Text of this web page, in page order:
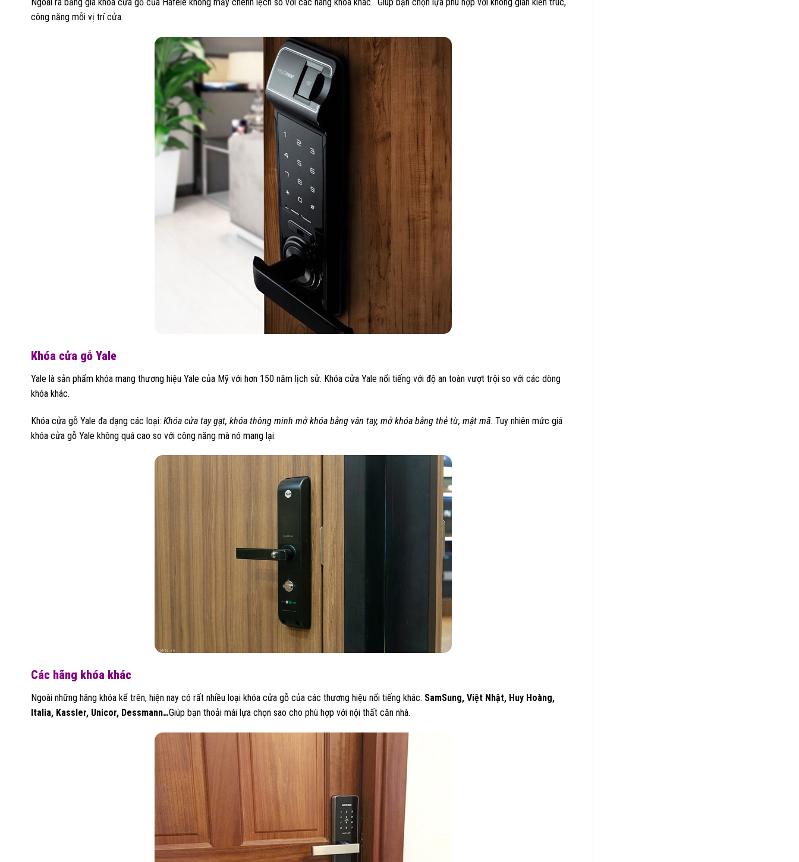
công năng mỗi vị trí cửa.
Khóa cửa gỗ Yale
Yale là sản phẩm khóa mang thương hiệu Yale của Mỹ với hơn 150 năm lịch sử. Khóa cửa Yale nổi tiếng với độ an toàn vượt trội so với các dòng
khóa khác.
Khóa cửa gỗ Yale đa dạng các loại: Khóa cửa tay gạt, khóa thông minh mở khóa bằng vân tay, mở khóa bằng thẻ từ, mật mã. Tuy nhiên mức giá
khóa cửa gỗ Yale không quá cao so với công năng mà nó mang lại.
Các hãng khóa khác
Ngoài những hãng khóa kể trên, hiện nay có rất nhiều loại khóa cửa gỗ của các thương hiệu nổi tiếng khác: SamSung, Việt Nhật, Huy Hoàng,
Italia, Kassler, Unicor, Dessmann…Giúp bạn thoải mái lựa chọn sao cho phù hợp với nội thất căn nhà.